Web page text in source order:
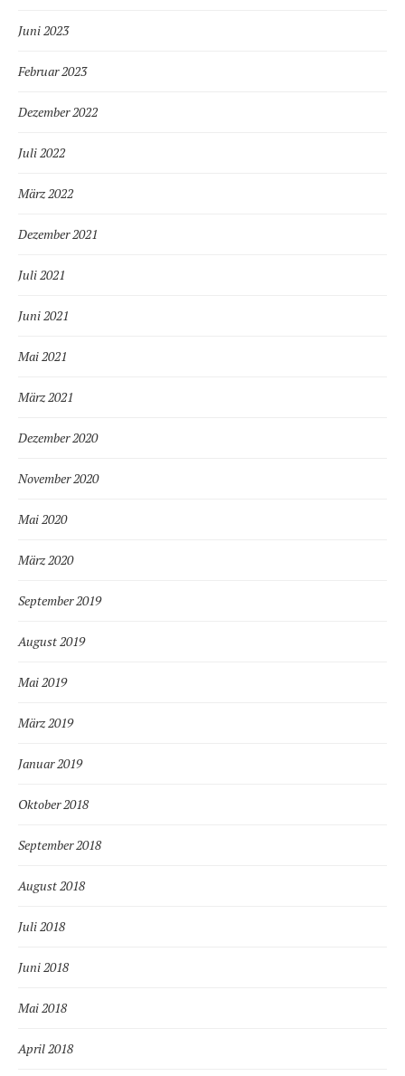
Juni 2023
Februar 2023
Dezember 2022
Juli 2022
März 2022
Dezember 2021
Juli 2021
Juni 2021
Mai 2021
März 2021
Dezember 2020
November 2020
Mai 2020
März 2020
September 2019
August 2019
Mai 2019
März 2019
Januar 2019
Oktober 2018
September 2018
August 2018
Juli 2018
Juni 2018
Mai 2018
April 2018